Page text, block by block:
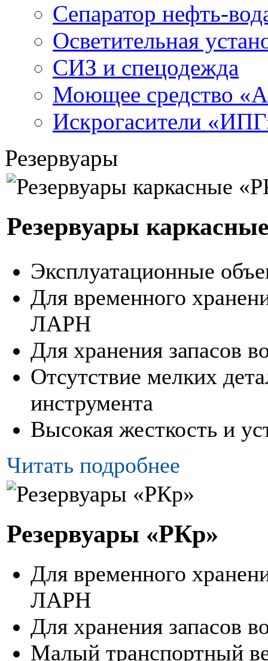
Сепаратор нефть-
Осветительная
СИЗ и спецодежда
Моющее средство
Искрогасители
Резервуары
Резервуары
Эксплуатационные
Для временного
ЛАРН
Для хранения запасов
Отсутствие мелких
инструмента
Высокая жесткость и
Читать подробнее
Резервуары «РКр»
Для временного
ЛАРН
Для хранения запасов
Малый транспортный